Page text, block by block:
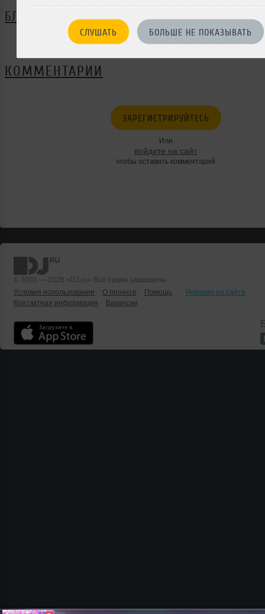
СЛУШАТЬ БОЛЬШЕ НЕ ПОКАЗЫВАТЬ
БЛОГ
Нет записей в блоге
КОММЕНТАРИИ
ЗАРЕГИСТРИРУЙТЕСЬ
Или
войдите на сайт
чтобы оставить комментарий
© 2001 — 2026 «DJ.ru» Все права защищены.
Условия использования
О проекте Помощь
Реклама на сайте
Контактная информация
Вакансии